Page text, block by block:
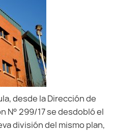
desde la Dirección de
N° 299/17 se desdobló el
división del mismo plan,